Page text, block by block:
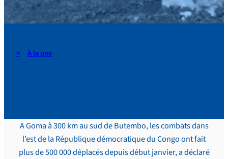
À la une
A Goma à 300 km au sud de Butembo, les combats dans
l’est de la République démocratique du Congo ont fait
plus de 500 000 déplacés depuis début janvier, a déclaré